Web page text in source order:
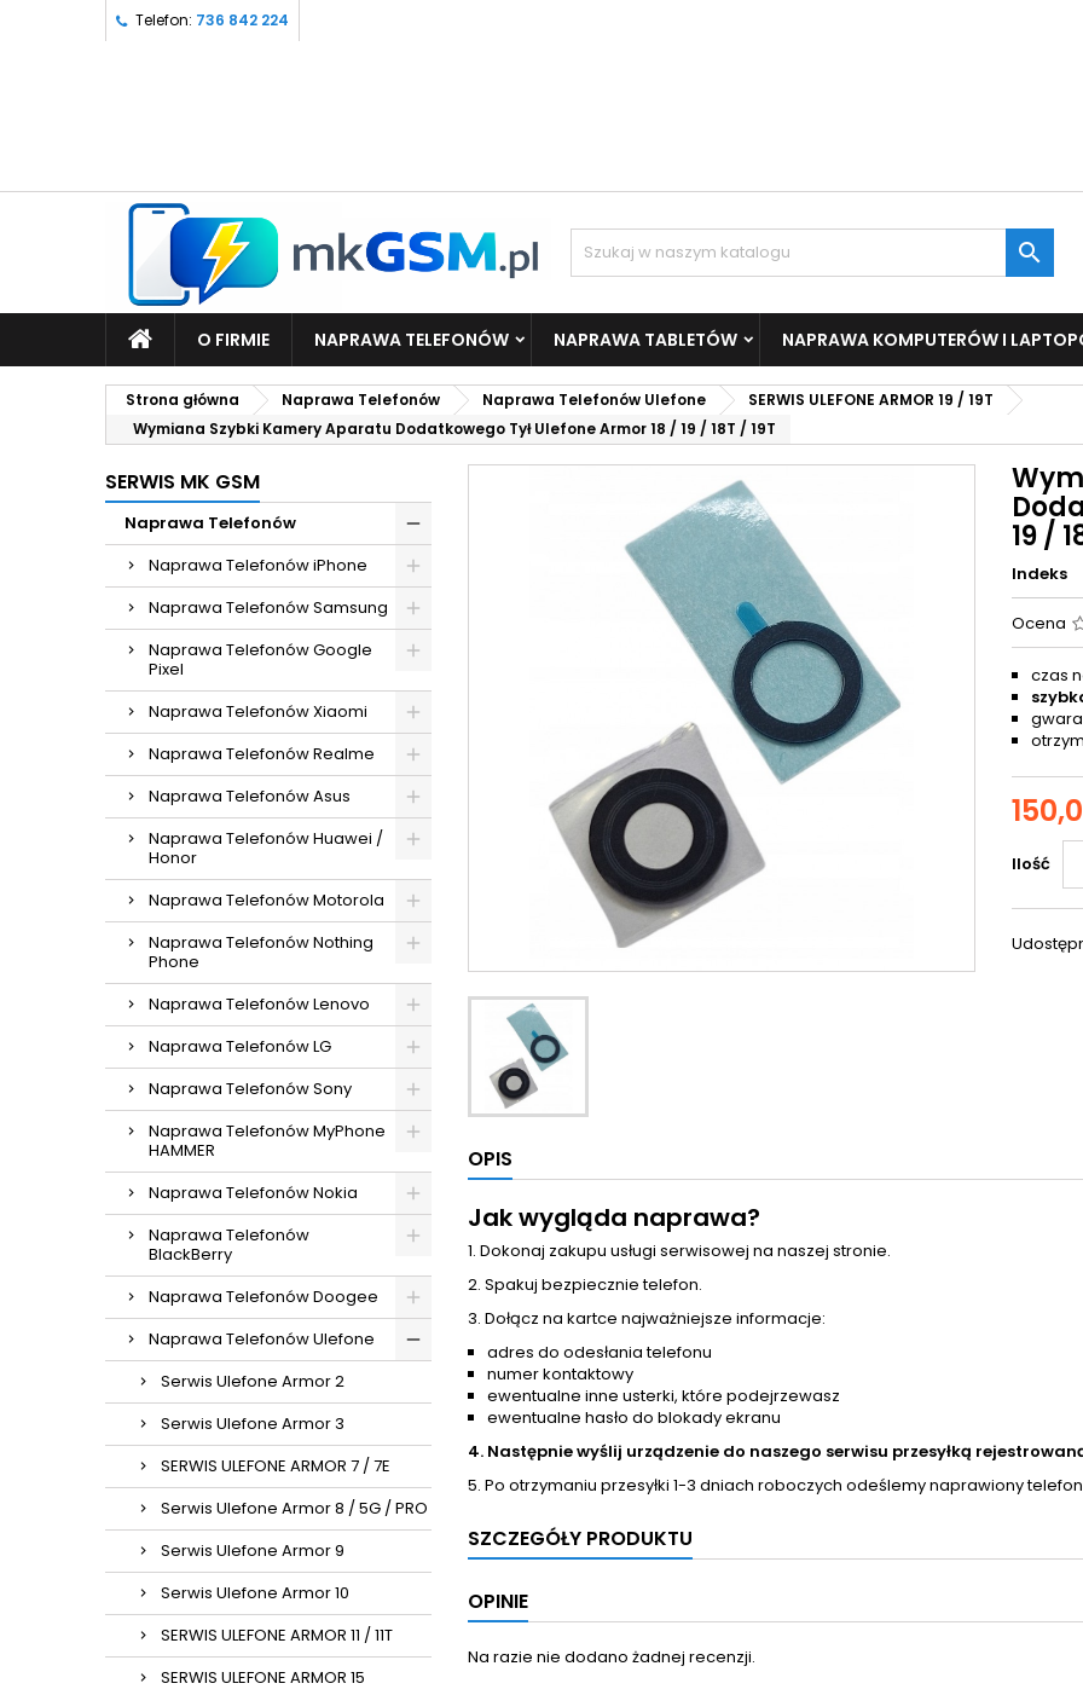
Telefon: 736 842 224

O FIRMIE NAPRAWA TELEFONÓW NAPRAWA TABLETÓW NAPRAWA KOMPUTERÓW I
Strona główna Naprawa Telefonów Naprawa Telefonów Ulefone
SERWIS ULEFONE ARMOR 19 / 19T
Wymiana Szybki Kamery Aparatu Dodatkowego Tył Ulefone Armor 18 / 19 / 18T / 19T
SERWIS MK GSM
Naprawa Telefonów
Naprawa Telefonów iPhone
Naprawa Telefonów Samsung
Naprawa Telefonów Google
Pixel
Naprawa Telefonów Xiaomi
Naprawa Telefonów Realme
Naprawa Telefonów Asus
Naprawa Telefonów Huawei /
Honor
Naprawa Telefonów Motorola
Naprawa Telefonów Nothing
Phone
Naprawa Telefonów Lenovo
Naprawa Telefonów LG
Naprawa Telefonów Sony
Naprawa Telefonów MyPhone
HAMMER
Naprawa Telefonów Nokia
Naprawa Telefonów
BlackBerry
Naprawa Telefonów Doogee
Naprawa Telefonów Ulefone
Serwis Ulefone Armor 2
Serwis Ulefone Armor 3
SERWIS ULEFONE ARMOR 7 / 7E
Serwis Ulefone Armor 8 / 5G / PRO
Serwis Ulefone Armor 9
Serwis Ulefone Armor 10
SERWIS ULEFONE ARMOR 11 / 11T
SERWIS ULEFONE ARMOR 15
19 /
Indeks
Ocena
czas
Ilość
OPIS
Jak wygląda naprawa?
1. Dokonaj zakupu usługi serwisowej na naszej stronie.
2. Spakuj bezpiecznie telefon.
3. Dołącz na kartce najważniejsze informacje:
adres do odesłania telefonu
numer kontaktowy
ewentualne inne usterki, które podejrzewasz
ewentualne hasło do blokady ekranu
4. Następnie wyślij urządzenie do naszego serwisu przesyłką
5. Po otrzymaniu przesyłki 1-3 dniach roboczych odeślemy naprawiony
SZCZEGÓŁY PRODUKTU
OPINIE
Na razie nie dodano żadnej recenzji.